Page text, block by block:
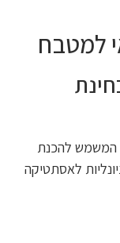
למטבח
המשמש להכנת
לאסתטיקה